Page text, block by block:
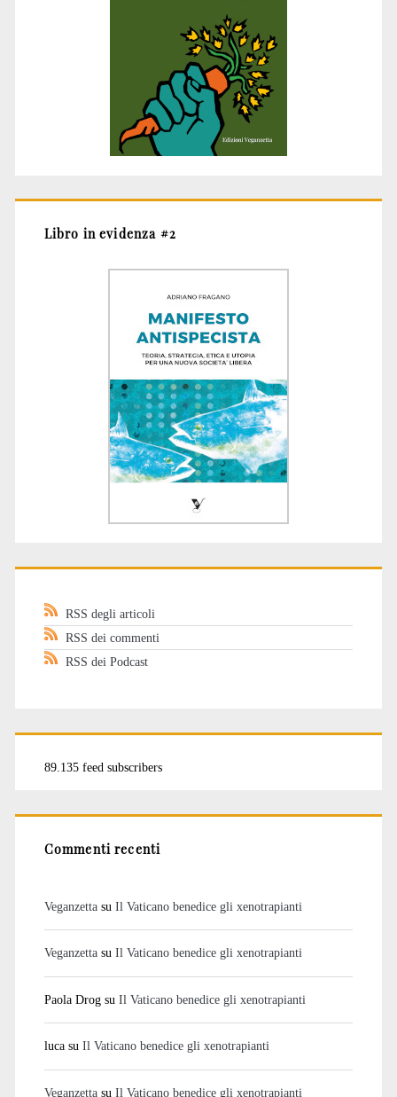
Libro in evidenza #2
RSS degli articoli
RSS dei commenti
RSS dei Podcast
89.135 feed subscribers
Commenti recenti
Veganzettasu Il Vaticano benedice gli xenotrapianti
Veganzettasu Il Vaticano benedice gli xenotrapianti
Paola Drogsu Il Vaticano benedice gli xenotrapianti
lucasu Il Vaticano benedice gli xenotrapianti
Veganzettasu Il Vaticano benedice gli xenotrapianti